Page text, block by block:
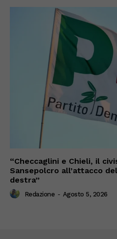
“Checcaglini e Chieli, il
Sansepolcro all’attacco
destra”
Redazione - Agosto 5, 2026